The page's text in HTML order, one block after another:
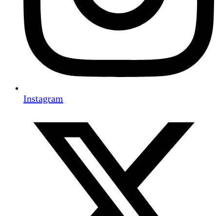
Instagram